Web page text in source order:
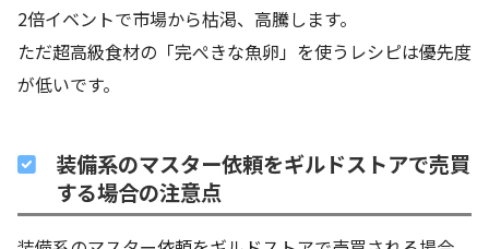
2倍イベントで市場から枯渇、高騰します。
ただ超高級食材の「完ぺきな魚卵」を使うレシピは優先度
が低いです。
装備系のマスター依頼をギルドストアで売買
する場合の注意点